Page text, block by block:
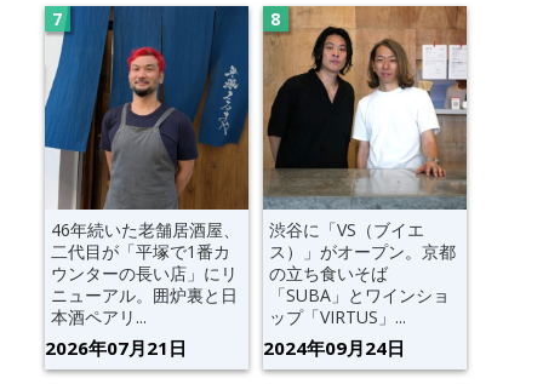
46年続いた老舗居酒屋、
二代目が「平塚で1番カ
ウンターの長い店」にリ
ニューアル。囲炉裏と日
本酒ペアリ...
2026年07月21日
渋谷に「VS（ブイエ
ス）」がオープン。京都
の立ち食いそば
「SUBA」とワインショ
ップ「VIRTUS」...
2024年09月24日